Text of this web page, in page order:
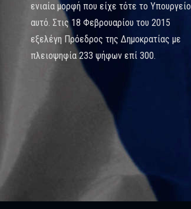
ενιαία μορφή που είχε τότε το Υπουργείο
αυτό. Στις 18 Φεβρουαρίου του 2015
εξελέγη Πρόεδρος της Δημοκρατίας με
πλειοψηφία 233 ψήφων επί 300.